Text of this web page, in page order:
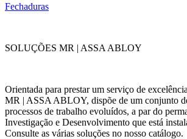
Fechaduras
SOLUÇÕES MR | ASSA ABLOY
Orientada para prestar um serviço de
MR | ASSA ABLOY, dispõe de um conjunto
processos de trabalho evoluídos, a par do
Investigação e Desenvolvimento que está
Consulte as várias soluções no nosso catálogo.